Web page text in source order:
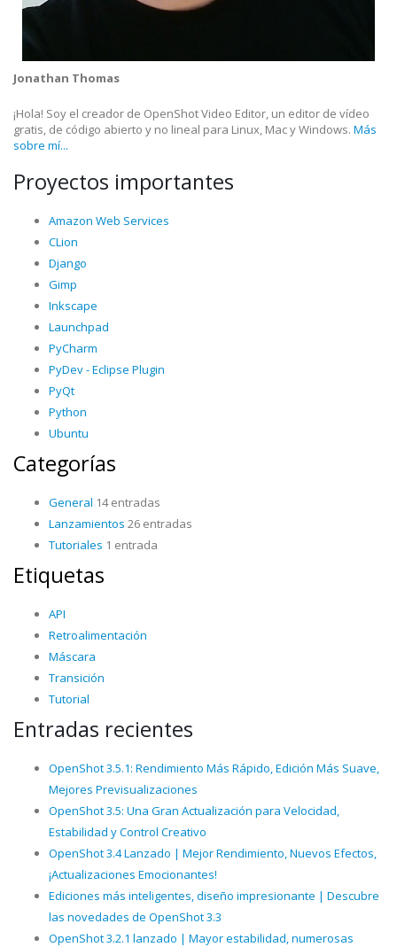
Jonathan Thomas
¡Hola! Soy el creador de OpenShot Video Editor, un editor de vídeo
gratis, de código abierto y no lineal para Linux, Mac y Windows. Más
sobre mí...
Proyectos importantes
Amazon Web Services
CLion
Django
Gimp
Inkscape
Launchpad
PyCharm
PyDev - Eclipse Plugin
PyQt
Python
Ubuntu
Categorías
General 14 entradas
Lanzamientos 26 entradas
Tutoriales 1 entrada
Etiquetas
API
Retroalimentación
Máscara
Transición
Tutorial
Entradas recientes
OpenShot 3.5.1: Rendimiento Más Rápido, Edición Más Suave,
Mejores Previsualizaciones
OpenShot 3.5: Una Gran Actualización para Velocidad,
Estabilidad y Control Creativo
OpenShot 3.4 Lanzado | Mejor Rendimiento, Nuevos Efectos,
¡Actualizaciones Emocionantes!
Ediciones más inteligentes, diseño impresionante | Descubre
las novedades de OpenShot 3.3
OpenShot 3.2.1 lanzado | Mayor estabilidad, numerosas